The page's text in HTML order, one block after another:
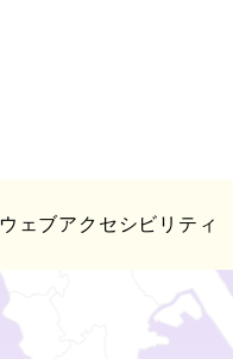
ウェブアクセシビリティ